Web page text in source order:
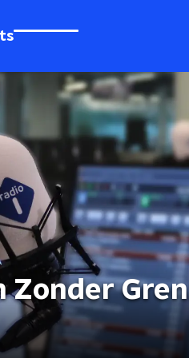
Zonder